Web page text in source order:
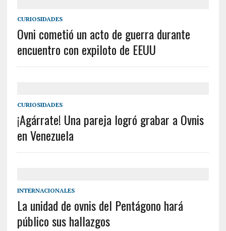
CURIOSIDADES
Ovni cometió un acto de guerra durante
encuentro con expiloto de EEUU
CURIOSIDADES
¡Agárrate! Una pareja logró grabar a Ovnis
en Venezuela
INTERNACIONALES
La unidad de ovnis del Pentágono hará
público sus hallazgos